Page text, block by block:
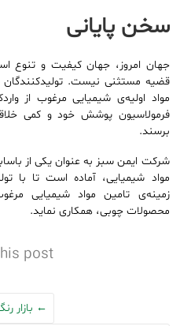
سخن پایانی
جهان امروز، جهان کیفیت و
قضیه مستثنی نیست.
مواد اولیه‌ی شیمیایی مرغوب از
فرمولاسیون پوشش خود و کمی
برسند.
شرکت ایمن سبز به عنوان یکی از
مواد شیمیایی، آماده است تا با
زمینه‌ی تامین مواد شیمیایی
محصولات چوبی، همکاری نماید.
post
← بازار